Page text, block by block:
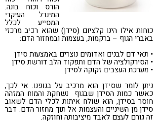
הורס וכוח בונה.
המינרל העיקרי
המסייע לכלל
כוחות אילו הינו קלציום (סידן) שהוא רכיב מרכזי
באברי הגוף – ברקמות, בעצמות ובמחזור הדם:
• תאי דם לבנים ואדומים נוצרים באמצעות סידן
• הסירקולציה של הדם ותפקוד הלב דורשת סידן
• מערכת העצבים זקוקה לסידן
ניתן לומר שסידן הוא מרכיב על בגופנו. אי לכך,
כאשר כמות הסידן שבגוף נשחקת והמוח המזהה
חוסר בסידן, הוא שולח איתות לכלי הדם לשאוב
סידן מן השיניים והעצמות אל תוך מחזור הדם. דבר
זה גורם לעצם לאבד מיציבותה וחוזקה.